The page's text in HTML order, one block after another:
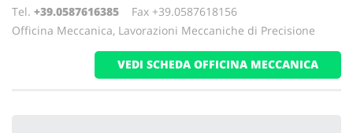
Tel. +39.0587616385 Fax +39.0587618156
Officina Meccanica, Lavorazioni Meccaniche di Precisione
VEDI SCHEDA OFFICINA MECCANICA